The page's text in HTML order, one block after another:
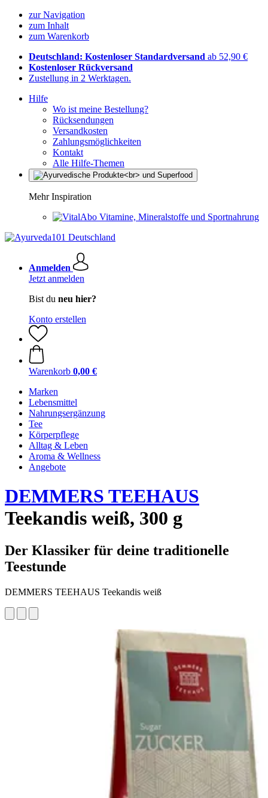
zur Navigation
zum Inhalt
zum Warenkorb
Deutschland: Kostenloser Standardversand ab 52,90 €
Kostenloser Rückversand
Zustellung in 2 Werktagen.
Hilfe
Wo ist meine Bestellung?
Rücksendungen
Versandkosten
Zahlungsmöglichkeiten
Kontakt
Alle Hilfe-Themen
Mehr Inspiration
Vitamine, Mineralstoffe und Sportnahrung
Anmelden
Jetzt anmelden
Bist du neu hier?
Konto erstellen
Warenkorb 0,00 €
Marken
Lebensmittel
Nahrungsergänzung
Tee
Körperpflege
Alltag & Leben
Aroma & Wellness
Angebote
DEMMERS TEEHAUS
Teekandis weiß, 300 g
Der Klassiker für deine traditionelle
Teestunde
DEMMERS TEEHAUS Teekandis weiß